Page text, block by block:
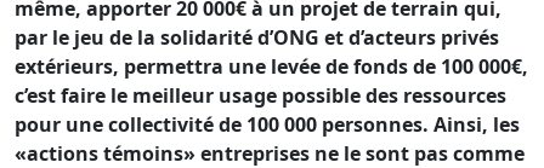
même, apporter 20 000€ à un projet de terrain qui,
par le jeu de la solidarité d’ONG et d’acteurs privés
extérieurs, permettra une levée de fonds de 100 000€,
c’est faire le meilleur usage possible des ressources
pour une collectivité de 100 000 personnes. Ainsi, les
«actions témoins» entreprises ne le sont pas comme